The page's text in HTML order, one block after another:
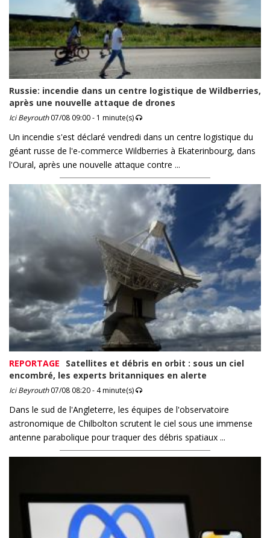
Russie: incendie dans un centre logistique de Wildberries,
après une nouvelle attaque de drones
Ici Beyrouth07/08 09:00 - 1 minute(s)
Un incendie s'est déclaré vendredi dans un centre logistique du
géant russe de l'e-commerce Wildberries à Ekaterinbourg, dans
l'Oural, après une nouvelle attaque contre ...
REPORTAGE
Satellites et débris en orbit : sous un ciel
encombré, les experts britanniques en alerte
Ici Beyrouth07/08 08:20 - 4 minute(s)
Dans le sud de l'Angleterre, les équipes de l'observatoire
astronomique de Chilbolton scrutent le ciel sous une immense
antenne parabolique pour traquer des débris spatiaux ...